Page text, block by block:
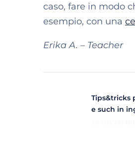
caso, fare in modo
esempio, con una
Erika A. – Teacher
Tips&tricks
e such in